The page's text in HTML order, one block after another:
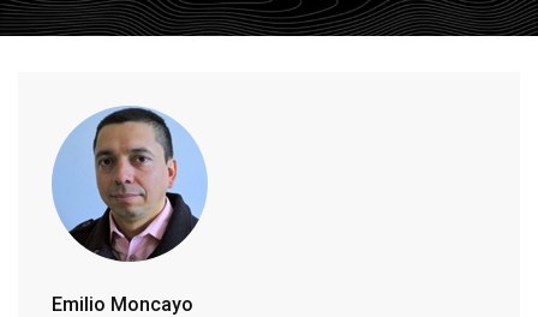
Emilio Moncayo